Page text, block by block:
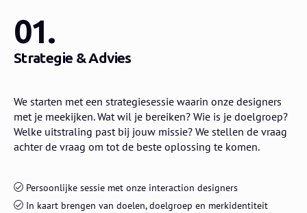
01.
Strategie & Advies
We starten met een strategiesessie waarin onze designers
met je meekijken. Wat wil je bereiken? Wie is je doelgroep?
Welke uitstraling past bij jouw missie? We stellen de vraag
achter de vraag om tot de beste oplossing te komen.
Persoonlijke sessie met onze interaction designers
In kaart brengen van doelen, doelgroep en merkidentiteit